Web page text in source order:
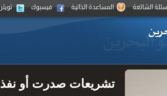
الشائعة المساعدة الذاتية فيسبوك تويتر
تشريعات صدرت أو